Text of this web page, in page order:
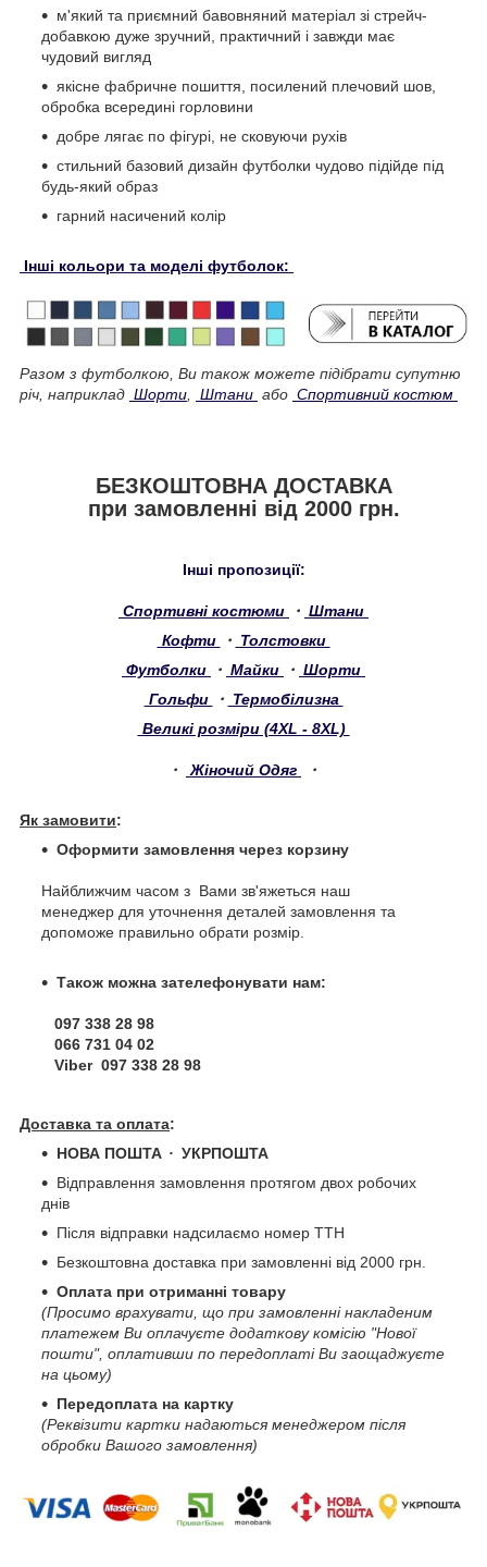
м'який та приємний бавовняний матеріал зі стрейч-
добавкою дуже зручний, практичний і завжди має
чудовий вигляд
якісне фабричне пошиття, посилений плечовий шов,
обробка всередині горловини
добре лягає по фігурі, не сковуючи рухів
стильний базовий дизайн футболки чудово підійде під
будь-який образ
гарний насичений колір
Інші кольори та моделі футболок:
Разом з футболкою, Ви також можете підібрати супутню
річ, наприклад Шорти Штани або Спортивний костюм
БЕЗКОШТОВНА ДОСТАВКА
при замовленні від 2000 грн.
Інші пропозиції:
Спортивні костюми ・ Штани
Кофти
・ Толстовки
Футболки
・ Майки ・ Шорти
Гольфи
・ Термобілизна
Великі розміри (4XL - 8XL)
・ Жіночий Одяг ・
Як замовити:
Оформити замовлення через корзину
Найближчим часом з Вами зв'яжеться наш
менеджер для уточнення деталей замовлення та
допоможе правильно обрати розмір.
Також можна зателефонувати нам:
097 338 28 98
066 731 04 02
Viber 097 338 28 98
Доставка та оплата:
НОВА ПОШТА ・ УКРПОШТА
Відправлення замовлення протягом двох робочих
днів
Після відправки надсилаємо номер ТТН
Безкоштовна доставка при замовленні від 2000 грн.
Оплата при отриманні товару
(Просимо врахувати, що при замовленні накладеним
платежем Ви оплачуєте додаткову комісію "Нової
пошти", оплативши по передоплаті Ви заощаджуєте
на цьому)
Передоплата на картку
(Реквізити картки надаються менеджером після
обробки Вашого замовлення)